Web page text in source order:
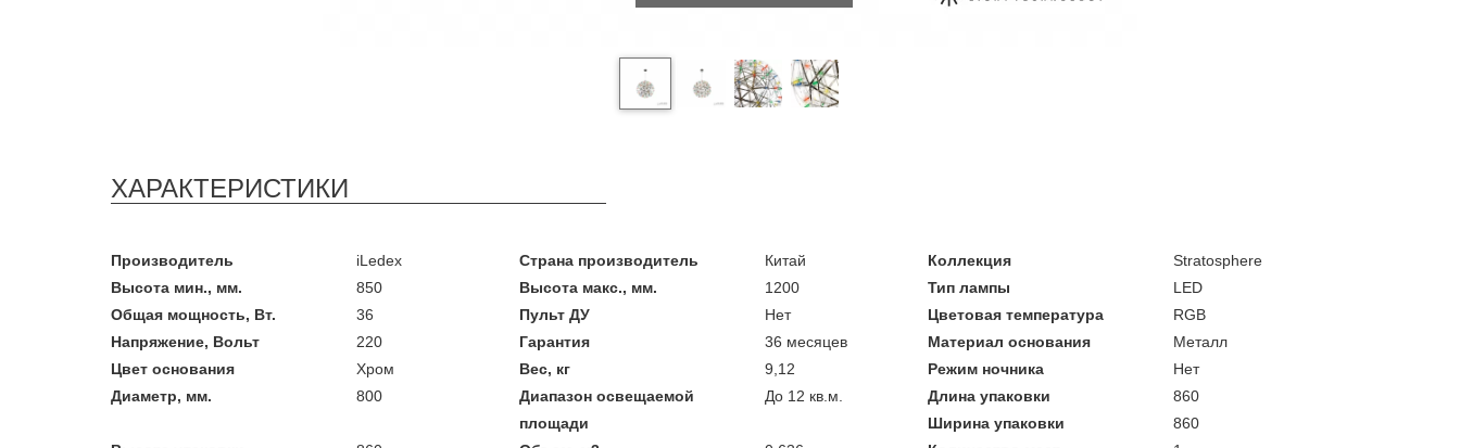
ХАРАКТЕРИСТИКИ
Производитель iLedex Страна производитель Китай Коллекция
Stratosphere
Высота мин., мм.
850 Высота макс., мм. 1200 Тип лампы
LED
Общая мощность, Вт.
36 Пульт ДУ Нет Цветовая температура
RGB
Напряжение, Вольт
220 Гарантия 36 месяцев Материал основания
Металл
Цвет основания
Хром Вес, кг 9,12 Режим ночника
Нет
Диаметр, мм.
800
Диапазон освещаемой
площади
До 12 кв.м. Длина упаковки
860
Ширина упаковки
860